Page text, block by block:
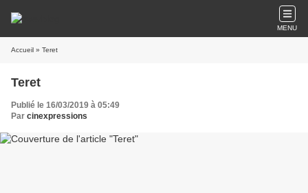
MENU
Accueil » Teret
Teret
Publié le 16/03/2019 à 05:49
Par cinexpressions